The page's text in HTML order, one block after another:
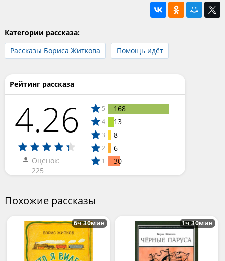
Категории рассказа:
Рассказы Бориса Житкова
Помощь идёт
Рейтинг рассказа
4.26
Оценок:
225
5 168
4 13
3 8
2 6
1 30
Похожие рассказы
6ч 30мин 1ч 30мин